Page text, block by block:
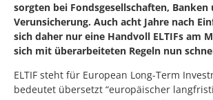
sorgten bei Fondsgesellschaften,
Verunsicherung. Auch acht Jahre nach
sich daher nur eine Handvoll ELTIFs am
sich mit überarbeiteten Regeln nun
ELTIF steht für European Long-Term
bedeutet übersetzt “europäischer